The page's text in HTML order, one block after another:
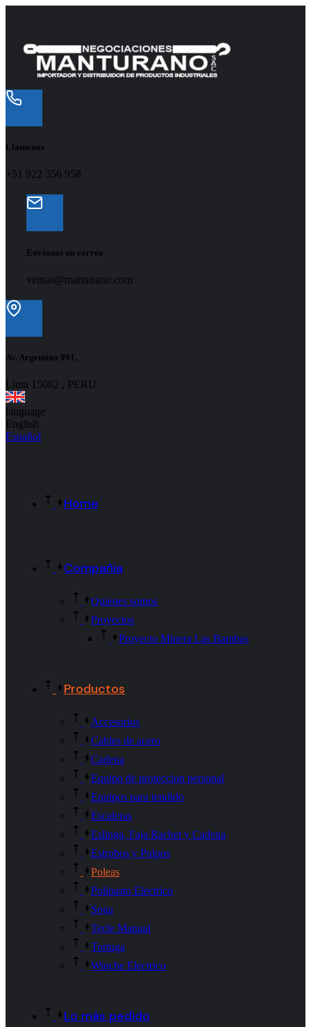
Llamenos
+51 922 356 958
Envíanos un correo
ventas@manturano.com
Av. Argentina 991,
Lima 15082 , PERU
language
English
Español
Home
Compañia
Quienes somos
Proyectos
Proyecto Minera Las Bambas
Productos
Accesorios
Cables de acero
Cadena
Equipo de proteccion personal
Equipos para tendido
Escaleras
Eslinga, Faja Rachet y Cadena
Estrobos y Pulpos
Poleas
Polipasto Electrico
Soga
Tecle Manual
Tortuga
Winche Electrico
Lo más pedido